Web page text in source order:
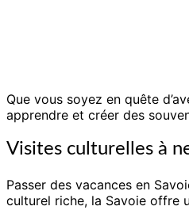
Que vous soyez en quête
apprendre et créer des
Visites culturelles à
Passer des vacances en
culturel riche, la Savoie offre